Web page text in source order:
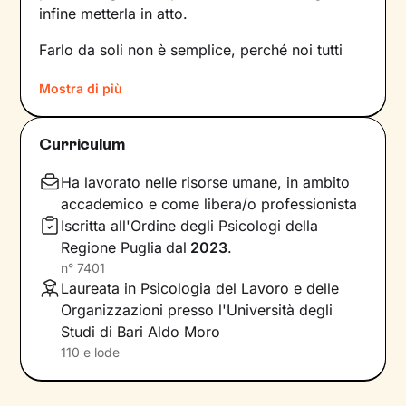
infine metterla in atto.
Farlo da soli non è semplice, perché noi tutti
dinamiche– interne e relazionali – che non le
notiamo nemmeno. Ecco perché l’intervento di
un professionista risulta fondamentale.
La prima fase del nostro percorso insieme
consisterà in una raccolta di informazioni che ci
porteranno a definire unobiettivo condiviso su
cui si focalizzerà il lavoro. Stabiliremo anche
tempistiche e frequenza
degli incontri e
valuteremo passo dopo passo i risultati
raggiunti, aggiornando gli obiettivi di
conseguenza.
Una seduta dopo l’altra, andremo ad
ciò che interferisce con il tuo benesseree le
Mostra di più
Curriculum
Ha lavorato nelle risorse umane, in ambito
accademico e come libera/o professionista
Iscritta all'Ordine degli Psicologi della
Regione Puglia dal 2023.
n° 7401
Laureata in Psicologia del Lavoro e delle
Organizzazioni presso l'Università degli
Studi di Bari Aldo Moro
110 e lode